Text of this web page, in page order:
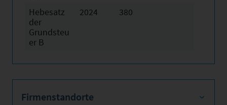
Hebesatz
der
Grundsteu
er B
2024 380
Firmenstandorte